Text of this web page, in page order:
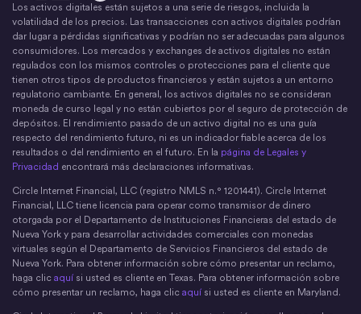
X Instagram
LinkedIn
DiscordEl movimiento del dinero
YouTube
Los activos digitales están sujetos a una serie de riesgos, incluida la
volatilidad de los precios. Las transacciones con activos digitales podrían
dar lugar a pérdidas significativas y podrían no ser adecuadas para algunos
consumidores. Los mercados y exchanges de activos digitales no están
regulados con los mismos controles o protecciones para el cliente que
tienen otros tipos de productos financieros y están sujetos a un entorno
regulatorio cambiante. En general, los activos digitales no se consideran
moneda de curso legal y no están cubiertos por el seguro de protección de
depósitos. El rendimiento pasado de un activo digital no es una guía
respecto del rendimiento futuro, ni es un indicador fiable acerca de los
resultados o del rendimiento en el futuro. En la página de Legales y
Privacidad encontrará más declaraciones informativas.
Circle Internet Financial, LLC (registro NMLS n.° 1201441). Circle Internet
Financial, LLC tiene licencia para operar como transmisor de dinero
otorgada por el Departamento de Instituciones Financieras del estado de
Nueva York y para desarrollar actividades comerciales con monedas
virtuales según el Departamento de Servicios Financieros del estado de
Nueva York. Para obtener información sobre cómo presentar un reclamo,
haga clic aquí si usted es cliente en Texas. Para obtener información sobre
cómo presentar un reclamo, haga clic aquí si usted es cliente en Maryland.